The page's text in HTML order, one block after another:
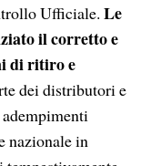
Ufficiale. Le
il corretto e
di ritiro e
dei distributori e
nazionale in